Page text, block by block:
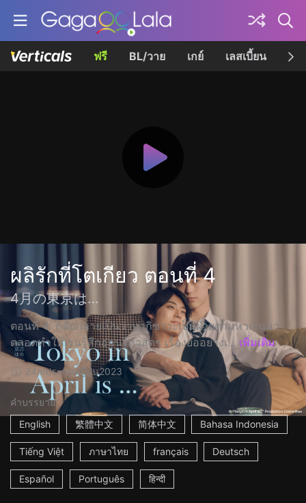
ฟรี BL/วาย เกย์ เลสเบี้ยน เค
ผลิรักที่โตเกียว ตอนที่ 4
4月の東京は…
ตอนที่ 4: กลับกลายเป็นว่าทากิซาวะเป็นฝ่ายตามหาเรนมา
ตลอดทำให้เรนรู้สึกอ่อนไหวสุดๆ เรื่องย่ออย่างเ... เพิ่มเติม
24mประเทศญี่ปุ่น2023
คำบรรยาย
English
繁體中文 简体中文 Bahasa Indonesia
Tiếng Việt ภาษาไทย français Deutsch
Español Português हिन्दी